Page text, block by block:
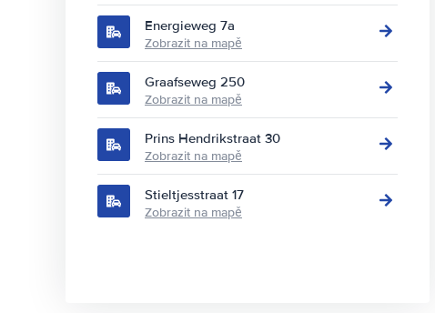
Energieweg 7a
Zobrazit na mapě
Graafseweg 250
Zobrazit na mapě
Prins Hendrikstraat 30
Zobrazit na mapě
Stieltjesstraat 17
Zobrazit na mapě